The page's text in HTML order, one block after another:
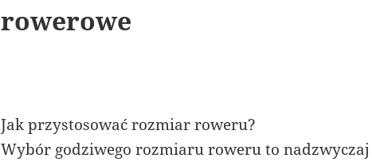
rowerowe
Jak przystosować rozmiar roweru?
Wybór godziwego rozmiaru roweru to